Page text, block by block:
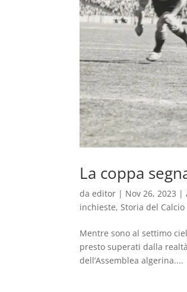
La coppa
daeditor | Nov 26, 2023 |
inchieste,Storia del Calcio
Mentre sono al settimo
presto superati dalla
dell’Assemblea algerina....